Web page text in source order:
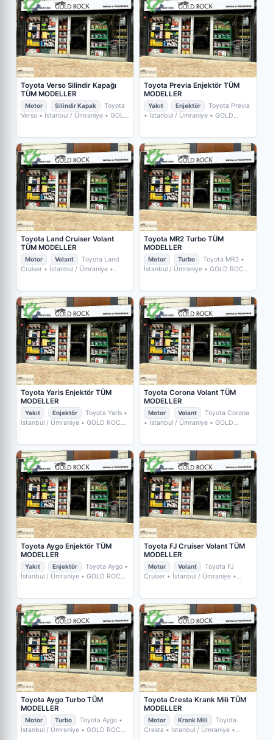
Toyota Verso Silindir Kapağı
TÜM MODELLER
Motor Silindir Kapak
Toyota
Verso • İstanbul / Ümraniye • GOLD
Toyota Previa Enjektör TÜM
MODELLER
Yakıt Enjektör
Toyota Previa
• İstanbul / Ümraniye • GOLD
Toyota Land Cruiser Volant
TÜM MODELLER
Motor Volant
Toyota Land
Cruiser • İstanbul / Ümraniye •
Toyota MR2 Turbo TÜM
MODELLER
Motor Turbo Toyota MR2 •
İstanbul / Ümraniye • GOLD ROCK
Toyota Yaris Enjektör TÜM
MODELLER
Yakıt Enjektör Toyota Yaris •
İstanbul / Ümraniye • GOLD ROCK
Toyota Corona Volant TÜM
MODELLER
Motor Volant
Toyota Corona
• İstanbul / Ümraniye • GOLD
Toyota Aygo Enjektör TÜM
MODELLER
Yakıt Enjektör Toyota Aygo •
İstanbul / Ümraniye • GOLD ROCK
Toyota FJ Cruiser Volant TÜM
MODELLER
Motor Volant
Toyota FJ
Cruiser • İstanbul / Ümraniye •
Toyota Aygo Turbo TÜM
MODELLER
Motor Turbo Toyota Aygo •
İstanbul / Ümraniye • GOLD ROCK
Toyota Cresta Krank Mili TÜM
MODELLER
Motor Krank Mili
Toyota
Cresta • İstanbul / Ümraniye •